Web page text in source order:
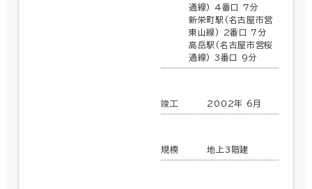
通線) 4番口 7分
新栄町駅(名古屋市営
東山線) 2番口 7分
高岳駅(名古屋市営桜
通線) 3番口 9分
竣工 2002年 6月
規模 地上3階建